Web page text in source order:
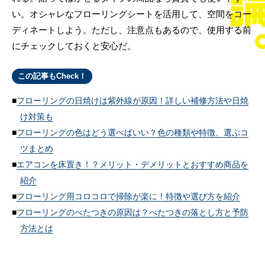
い。オシャレなフローリングシートを活用して、空間をコー
ディネートしよう。ただし、注意点もあるので、使用する前
にチェックしておくと安心だ。
この記事もCheck！
フローリングの日焼けは紫外線が原因！詳しい補修方法や日焼
け対策も
フローリングの色はどう選べばいい？色の種類や特徴、選ぶコ
ツまとめ
エアコンを床置き！？メリット・デメリットとおすすめ商品を
紹介
フローリング用コロコロで掃除が楽に！特徴や選び方を紹介
フローリングのべたつきの原因は？べたつきの落とし方と予防
方法とは